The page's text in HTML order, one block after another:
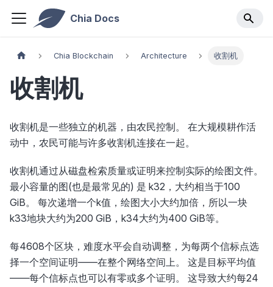
Chia Docs
Chia Blockchain Architecture 收割机
收割机
收割机是一些独立的机器，由农民控制。 在大规模耕作活
动中，农民可能与许多收割机连接在一起。
收割机通过从磁盘检索质量或证明来控制实际的绘图文件。
最小容量的图(也是最常见的) 是 k32，大约相当于100
GiB。 每次递增一个k值，绘图大小大约加倍，所以一块
k33地块大约为200 GiB，k34大约为400 GiB等。
每4608个区块，难度水平会自动调整，为每两个信标点选
择一个空间证明——在整个网络空间上。 这是目标平均值
——每个信标点也可以有零或多个证明。 这导致大约每24